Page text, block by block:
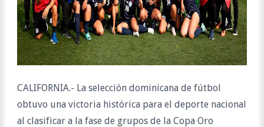
CALIFORNIA.- La selección dominicana de fútbol
obtuvo una victoria histórica para el deporte nacional
al clasificar a la fase de grupos de la Copa Oro